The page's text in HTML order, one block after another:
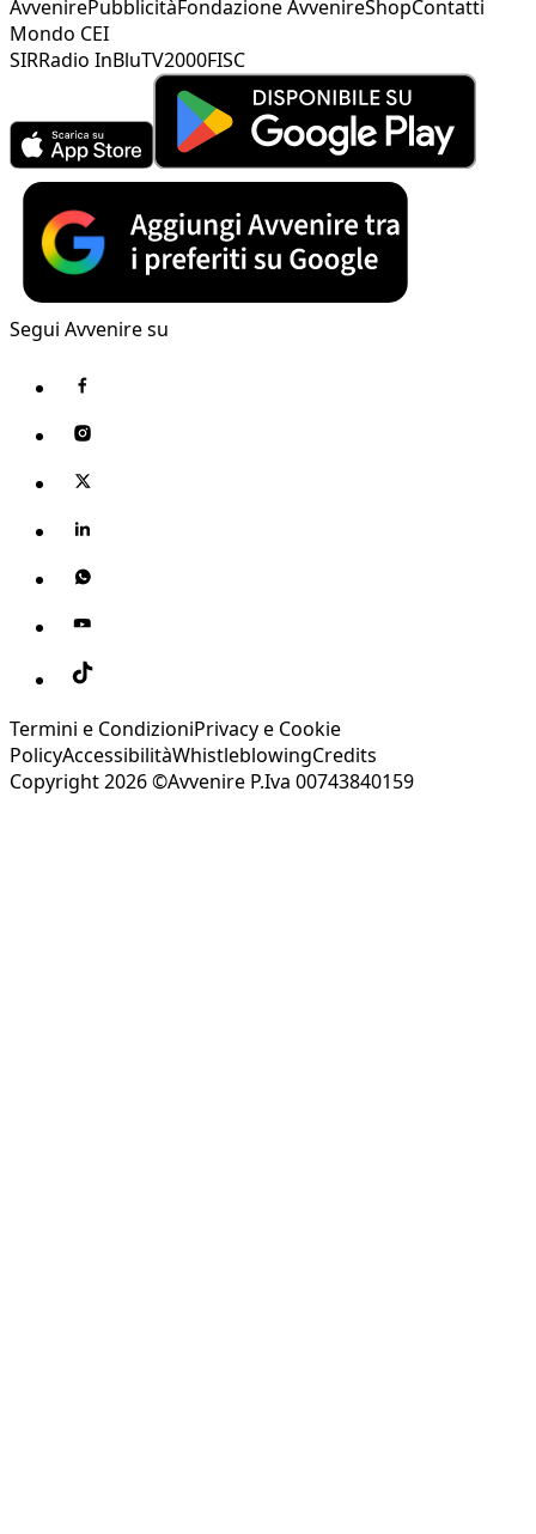
AvvenirePubblicitàFondazione AvvenireShopContatti
Mondo CEI
SIRRadio InBluTV2000FISC
Segui Avvenire su
Termini e CondizioniPrivacy e Cookie
PolicyAccessibilitàWhistleblowingCredits
Copyright 2026 ©Avvenire P.Iva 00743840159